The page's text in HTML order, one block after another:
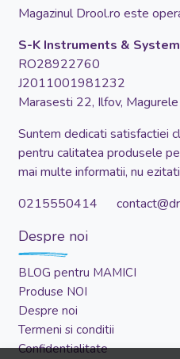
Magazinul Drool.ro este
S-K Instruments &
RO28922760
J2011001981232
Marasesti 22, Ilfov, Magurele
Suntem dedicati satisfactiei
pentru calitatea produsele
mai multe informatii, nu
0215550414
Despre noi
BLOG pentru MAMICI
Produse NOI
Despre noi
Termeni si conditii
Confidentialitate